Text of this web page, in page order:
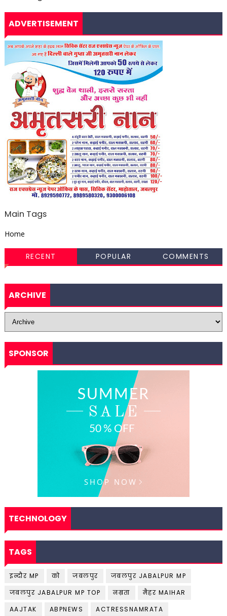
ADVERTISEMENT
Main Tags
Home
RECENT POPULAR COMMENTS
ARCHIVE
SPONSOR
TECHNOLOGY
TAGS
इन्दौर MP को जबलपुर
जबलपुर JABALPUR MP
जबलपुर JABALPUR MP TOP
नम्रता
मैहर MAIHAR
AAJTAK
ABPNEWS
ACTRESSNAMRATA